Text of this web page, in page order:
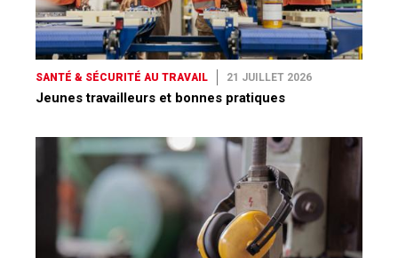
SANTÉ & SÉCURITÉ AU TRAVAIL 21 JUILLET 2026
Jeunes travailleurs et bonnes pratiques